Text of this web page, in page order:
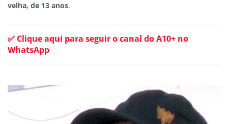
velha, de 13 anos.
✅ Clique aqui para seguir o canal do A10+ no
WhatsApp